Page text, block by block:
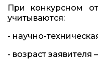
При конкурсном
учитываются:
- научно-
- возраст заявителя